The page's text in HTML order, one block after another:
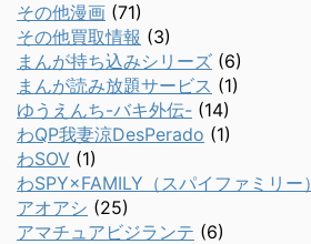
その他漫画 (71)
その他買取情報 (3)
まんが持ち込みシリーズ (6)
まんが読み放題サービス (1)
ゆうえんち-バキ外伝- (14)
わQP我妻涼DesPerado (1)
わSOV (1)
わSPY×FAMILY（スパイファミリー）
アオアシ (25)
アマチュアビジランテ (6)